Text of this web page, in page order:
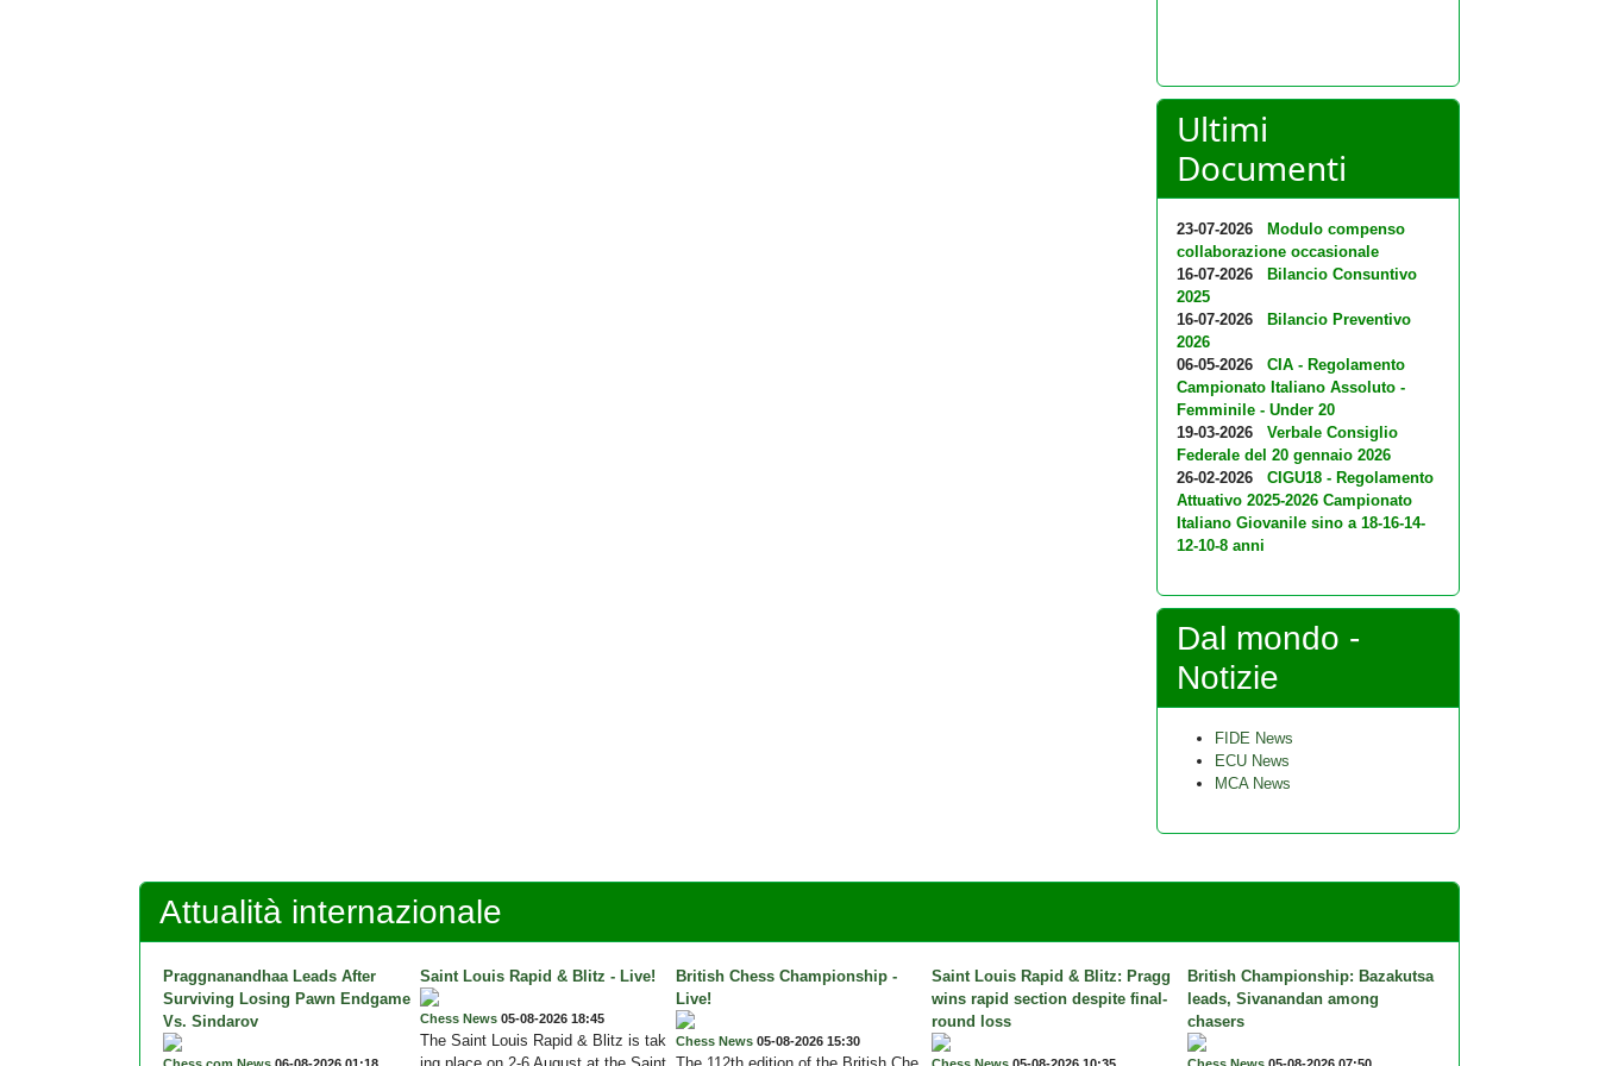
Ultimi
Documenti
23-07-2026
Modulo compenso
collaborazione occasionale
16-07-2026
Bilancio Consuntivo
2025
16-07-2026
Bilancio Preventivo
2026
06-05-2026
CIA - Regolamento
Campionato Italiano Assoluto -
Femminile - Under 20
19-03-2026
Verbale Consiglio
Federale del 20 gennaio 2026
26-02-2026
CIGU18 - Regolamento
Attuativo 2025-2026 Campionato
Italiano Giovanile sino a 18-16-14-
12-10-8 anni
Dal mondo -
Notizie
FIDE News
ECU News
MCA News
Attualità internazionale
Praggnanandhaa Leads After
Surviving Losing Pawn Endgame
Vs. Sindarov
Saint Louis Rapid & Blitz - Live!
Chess News 05-08-2026 18:45
The Saint Louis Rapid & Blitz is tak
British Chess Championship -
Live!
Chess News 05-08-2026 15:30
Saint Louis Rapid & Blitz: Pragg
wins rapid section despite final-
round loss
British Championship: Bazakutsa
leads, Sivanandan among
chasers